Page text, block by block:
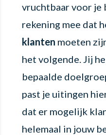
vruchtbaar voor je
rekening mee dat
klanten moeten
het volgende. Jij
bepaalde
past je uitingen
dat er mogelijk
helemaal in jouw